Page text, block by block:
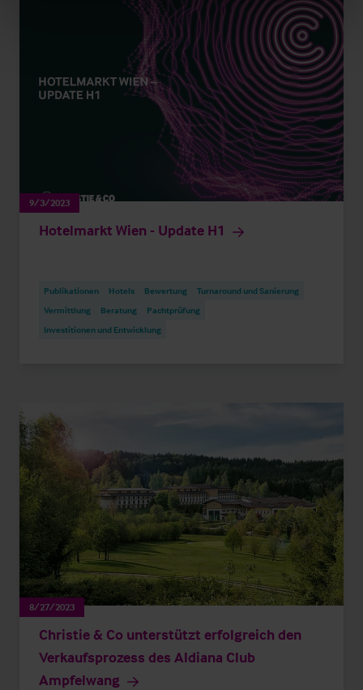
9/3/2023
Hotelmarkt Wien - Update H1
Publikationen Hotels Bewertung
Turnaround und Sanierung
Vermittlung
Beratung
Pachtprüfung
Investitionen und Entwicklung
8/27/2023
Christie & Co unterstützt erfolgreich den
Verkaufsprozess des Aldiana Club
Ampfelwang